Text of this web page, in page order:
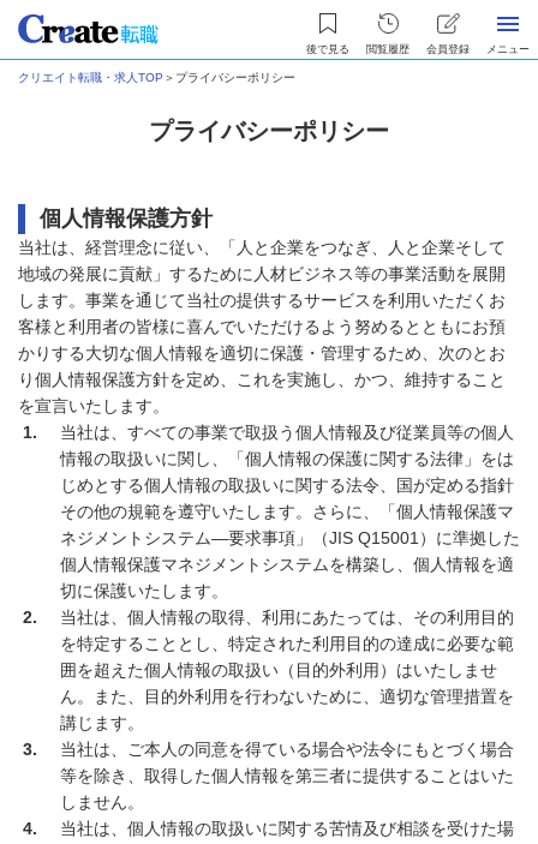
後で見る 閲覧履歴 会員登録 メニュー
クリエイト転職・求人TOP ＞ プライバシーポリシー
プライバシーポリシー
個人情報保護方針
当社は、経営理念に従い、「人と企業をつなぎ、人と企業そして
地域の発展に貢献」するために人材ビジネス等の事業活動を展開
します。事業を通じて当社の提供するサービスを利用いただくお
客様と利用者の皆様に喜んでいただけるよう努めるとともにお預
かりする大切な個人情報を適切に保護・管理するため、次のとお
り個人情報保護方針を定め、これを実施し、かつ、維持すること
を宣言いたします。
当社は、すべての事業で取扱う個人情報及び従業員等の個人
情報の取扱いに関し、「個人情報の保護に関する法律」をは
じめとする個人情報の取扱いに関する法令、国が定める指針
その他の規範を遵守いたします。さらに、「個人情報保護マ
ネジメントシステム―要求事項」（JIS Q15001）に準拠した
個人情報保護マネジメントシステムを構築し、個人情報を適
切に保護いたします。
当社は、個人情報の取得、利用にあたっては、その利用目的
を特定することとし、特定された利用目的の達成に必要な範
囲を超えた個人情報の取扱い（目的外利用）はいたしませ
ん。また、目的外利用を行わないために、適切な管理措置を
講じます。
当社は、ご本人の同意を得ている場合や法令にもとづく場合
等を除き、取得した個人情報を第三者に提供することはいた
しません。
当社は、個人情報の取扱いに関する苦情及び相談を受けた場